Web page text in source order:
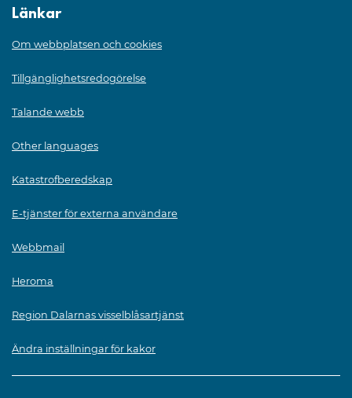
Länkar
Om webbplatsen och cookies
Tillgänglighetsredogörelse
Talande webb
Other languages
Katastrofberedskap
E-tjänster för externa användare
Webbmail
Heroma
Region Dalarnas visselblåsartjänst
Ändra inställningar för kakor